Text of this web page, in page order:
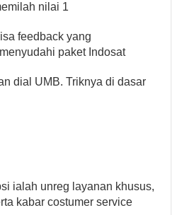
nilai 1
feedback yang
paket Indosat
dial UMB. Triknya di dasar
ialah unreg layanan khusus,
kabar costumer service